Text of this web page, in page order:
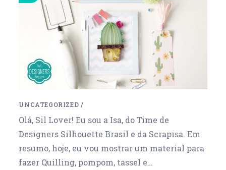
UNCATEGORIZED /
Olá, Sil Lover! Eu sou a Isa, do Time de
Designers Silhouette Brasil e da Scrapisa. Em
resumo, hoje, eu vou mostrar um material para
fazer Quilling, pompom, tassel e…